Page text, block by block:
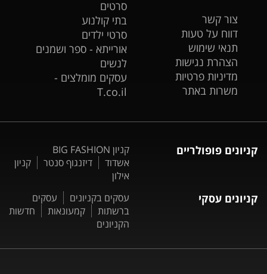
צור קשר
דווח על טעות
תנאי שימוש
הצהרת נגישות
מדיניות פרטיות
משרות באתר
סרטים
בתי קולנוע
סרטי ילדים
אורייתא - ספר ושמנים
לנשים
עסקים מומלצים -
T.co.il
קניונים פופולריים
קניון BIG FASHION
אשדוד
דיזנגוף סנטר
קניון
אילון
קניונים עסקי עסקים בקניונים
עסקים
ברשתות
קמעונאות
חדשות
הקניונים